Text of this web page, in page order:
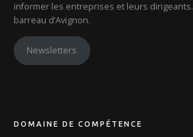
informer les entreprises et leurs dirigeants.
barreau d’Avignon.
Newsletters
DOMAINE DE COMPÉTENCE